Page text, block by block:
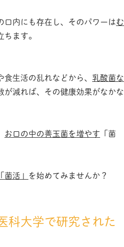
口内にも存在し、そのパワーはむ
ちます。
生活の乱れなどから、 乳酸菌な
が減れば、その健康効果がなかな
お口の中の善玉菌を増やす 「菌
活」 を始めてみませんか？
科大学で研究された